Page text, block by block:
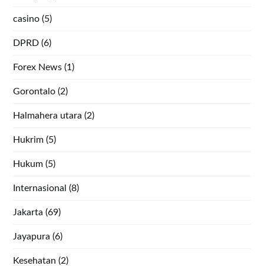
casino (5)
DPRD (6)
Forex News (1)
Gorontalo (2)
Halmahera utara (2)
Hukrim (5)
Hukum (5)
Internasional (8)
Jakarta (69)
Jayapura (6)
Kesehatan (2)